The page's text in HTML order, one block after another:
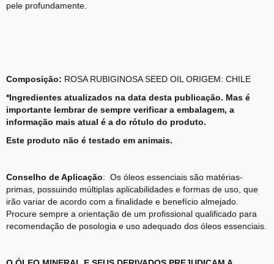
pele profundamente.
Composição: ROSA RUBIGINOSA SEED OIL ORIGEM: CHILE
*Ingredientes atualizados na data desta publicação. Mas é
importante lembrar de sempre verificar a embalagem, a
informação mais atual é a do rótulo do produto.
Este produto não é testado em animais.
Conselho de Aplicação: Os óleos essenciais são matérias-
primas, possuindo múltiplas aplicabilidades e formas de uso, que
irão variar de acordo com a finalidade e benefício almejado.
Procure sempre a orientação de um profissional qualificado para
recomendação de posologia e uso adequado dos óleos essenciais.